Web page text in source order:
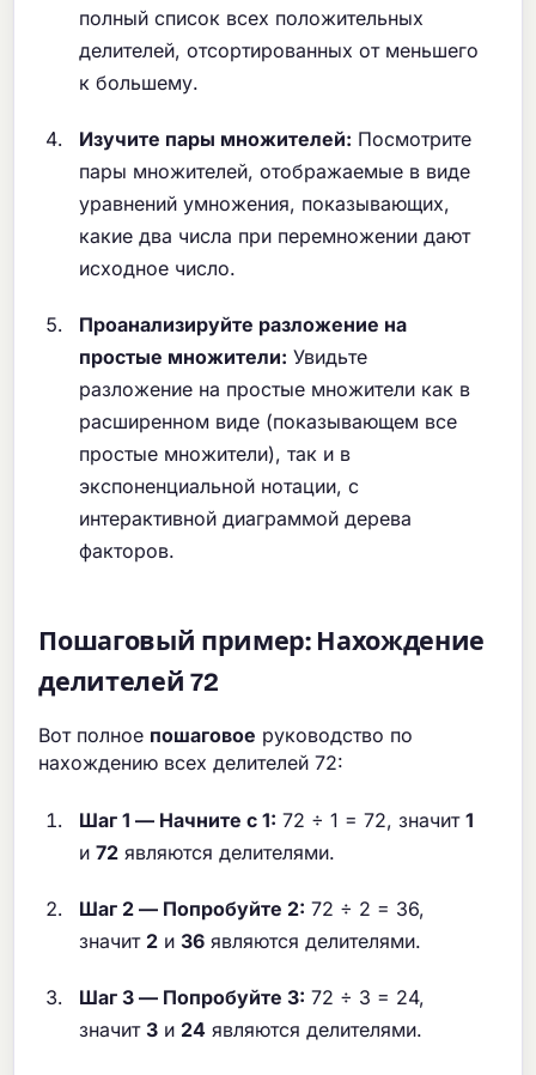
полный список всех положительных
делителей, отсортированных от меньшего
к большему.
Изучите пары множителей: Посмотрите
пары множителей, отображаемые в виде
уравнений умножения, показывающих,
какие два числа при перемножении дают
исходное число.
Проанализируйте разложение на
простые множители: Увидьте
разложение на простые множители как в
расширенном виде (показывающем все
простые множители), так и в
экспоненциальной нотации, с
интерактивной диаграммой дерева
факторов.
Пошаговый пример: Нахождение
делителей 72
Вот полное пошаговое руководство по
нахождению всех делителей 72:
Шаг 1 — Начните с 1: 72 ÷ 1 = 72, значит1
и72 являются делителями.
Шаг 2 — Попробуйте 2: 72 ÷ 2 = 36,
значит 2 и36 являются делителями.
Шаг 3 — Попробуйте 3: 72 ÷ 3 = 24,
значит3 и 24 являются делителями.